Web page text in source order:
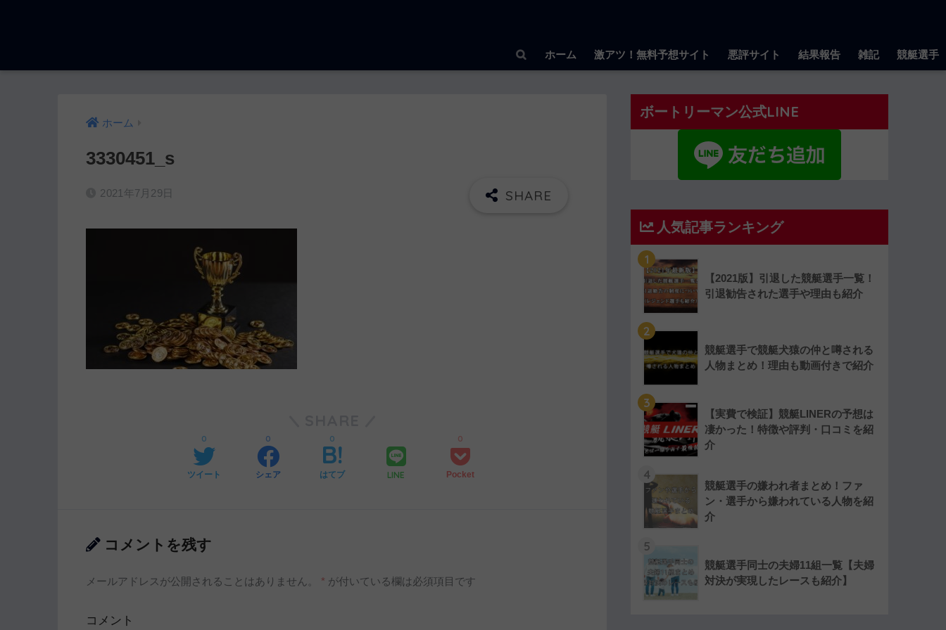
ホーム 激アツ！無料予想サイト 悪評サイト 結果報告 雑記 競艇選手
ホーム
3330451_s
2021年7月29日
ツイート
0
シェア
0
はてブ
0
LINE Pocket
0
コメントを残す
メールアドレスが公開されることはありません。 * が付いている欄は必須項目です
コメント
ボートリーマン公式LINE
人気記事ランキング
1
【2021版】引退した競艇選手一覧！
引退勧告された選手や理由も紹介
2
競艇選手で競艇犬猿の仲と噂される
人物まとめ！理由も動画付きで紹介
3
【実費で検証】競艇LINERの予想は
凄かった！特徴や評判・口コミを紹
介
4
競艇選手の嫌われ者まとめ！ファ
ン・選手から嫌われている人物を紹
介
5
競艇選手同士の夫婦11組一覧【夫婦
対決が実現したレースも紹介】